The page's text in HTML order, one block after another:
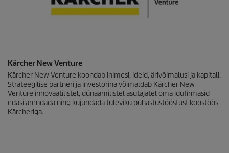
Kärcher New Venture
Kärcher New Venture koondab inimesi, ideid, ärivõimalusi ja kapitali.
Strateegilise partneri ja investorina võimaldab Kärcher New
Venture innovaatilistel, dünaamilistel asutajatel oma idufirmasid
edasi arendada ning kujundada tuleviku puhastustööstust koostöös
Kärcheriga.